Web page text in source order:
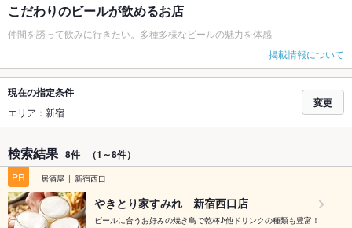
こだわりのビールが飲めるお店
仲間を誘って飲みに行きたい。多種多様なビールの魅力を体感
掲載情報について
現在の指定条件
エリア：新宿
変更
検索結果 8件 （1～8件）
PR 居酒屋 新宿西口
やきとり家すみれ 新宿西口店
ビールに合うお好みの焼き鳥で乾杯♪他ドリンクの種類も豊富！